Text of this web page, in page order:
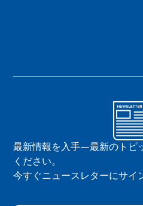
最新情報を入手—最新のトピ
ください。
今すぐニュースレターにサイ